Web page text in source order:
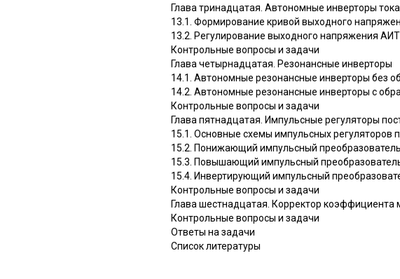
Глава тринадцатая. Автономные инверторы тока
13.1. Формирование кривой выходного
13.2. Регулирование выходного напряжения АИТ
Контрольные вопросы и задачи
Глава четырнадцатая. Резонансные инверторы
14.1. Автономные резонансные инверторы без
14.2. Автономные резонансные инверторы с
Контрольные вопросы и задачи
Глава пятнадцатая. Импульсные регуляторы
15.1. Основные схемы импульсных регуляторов
15.2. Понижающий импульсный
15.3. Повышающий импульсный
15.4. Инвертирующий импульсный
Контрольные вопросы и задачи
Глава шестнадцатая. Корректор коэффициента
Контрольные вопросы и задачи
Ответы на задачи
Список литературы